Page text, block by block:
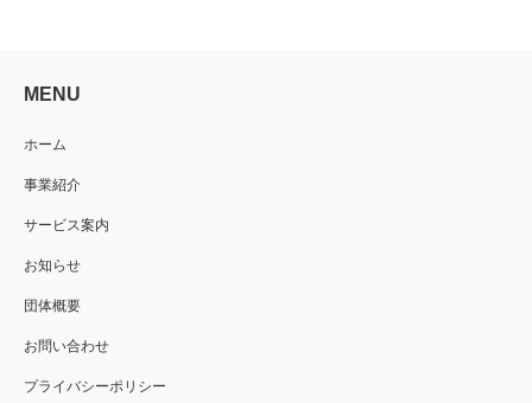
MENU
ホーム
事業紹介
サービス案内
お知らせ
団体概要
お問い合わせ
プライバシーポリシー